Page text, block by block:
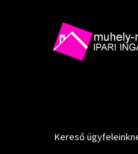
Kereső